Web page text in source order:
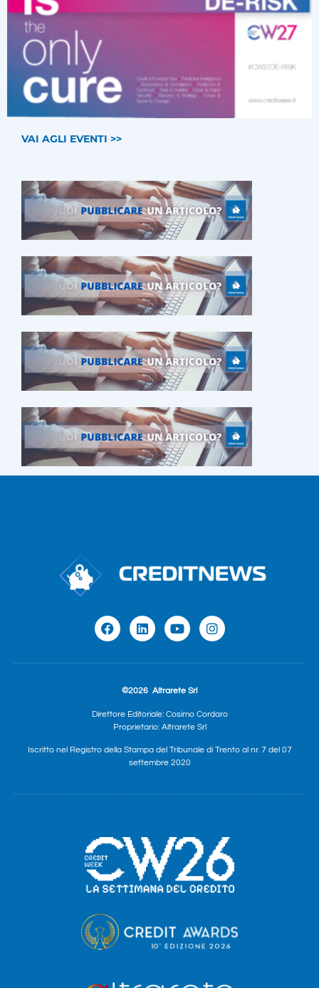
VAI AGLI EVENTI >>
©2026 Altrarete Srl
Direttore Editoriale: Cosimo Cordaro
Proprietario: Altrarete Srl
Iscritto nel Registro della Stampa del Tribunale di Trento al nr. 7 del 07
settembre 2020